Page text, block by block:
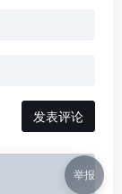
举报